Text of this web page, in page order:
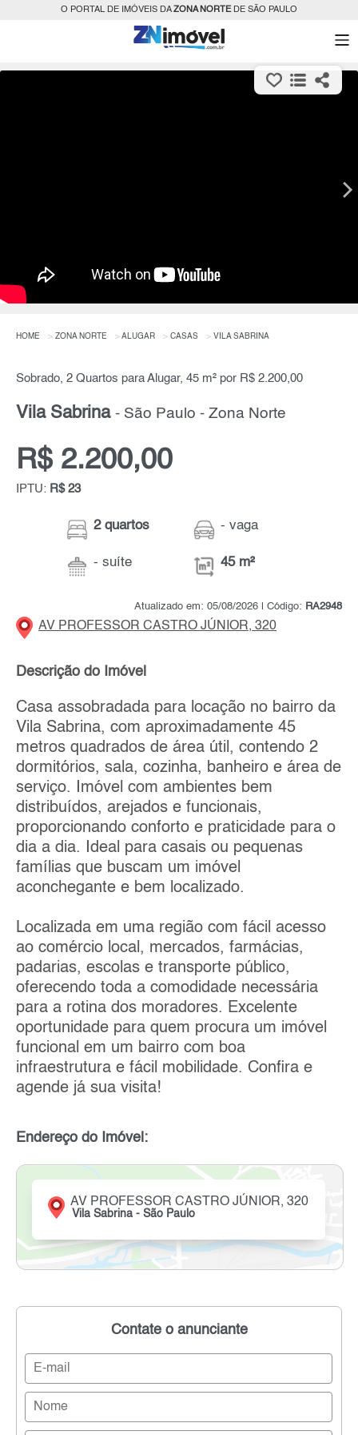
O PORTAL DE IMÓVEIS DAZONA NORTEDE SÃO PAULO
HOME ZONA NORTE ALUGAR CASAS VILA SABRINA
Sobrado, 2 Quartos para Alugar, 45 m² por R$ 2.200,00
Vila Sabrina - São Paulo - Zona Norte
R$ 2.200,00
IPTU: R$ 23
2 quartos
- suíte
- vaga
45 m²
Atualizado em: 05/08/2026 | Código: RA2948
AV PROFESSOR CASTRO JÚNIOR, 320
Descrição do Imóvel
Casa assobradada para locação no bairro da
Vila Sabrina, com aproximadamente 45
metros quadrados de área útil, contendo 2
dormitórios, sala, cozinha, banheiro e área de
serviço. Imóvel com ambientes bem
distribuídos, arejados e funcionais,
proporcionando conforto e praticidade para o
dia a dia. Ideal para casais ou pequenas
famílias que buscam um imóvel
aconchegante e bem localizado.
Localizada em uma região com fácil acesso
ao comércio local, mercados, farmácias,
padarias, escolas e transporte público,
oferecendo toda a comodidade necessária
para a rotina dos moradores. Excelente
oportunidade para quem procura um imóvel
funcional em um bairro com boa
infraestrutura e fácil mobilidade. Confira e
agende já sua visita!
Endereço do Imóvel:
AV PROFESSOR CASTRO JÚNIOR, 320
Vila Sabrina - São Paulo
Contate o anunciante